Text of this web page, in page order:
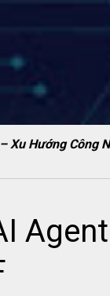
Xu Hướng Công